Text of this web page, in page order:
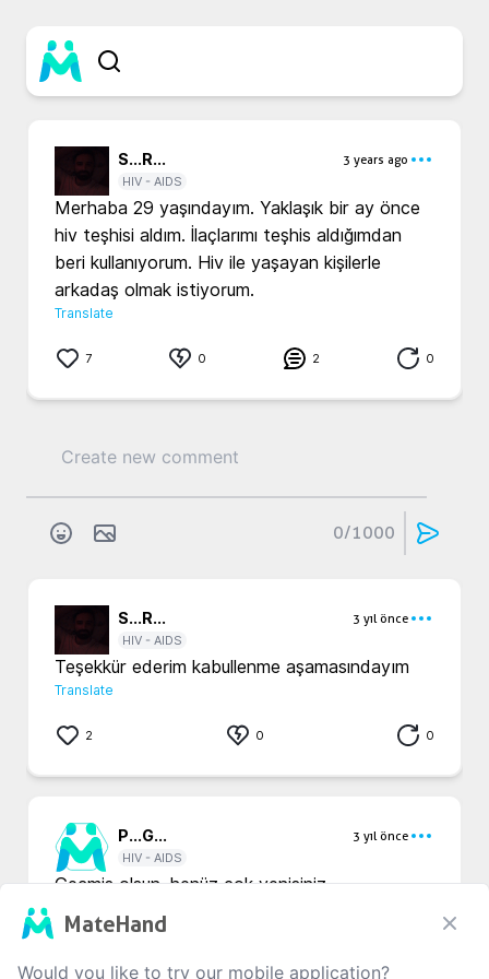
S...R...
3 years ago
HIV - AIDS
Merhaba 29 yaşındayım. Yaklaşık bir ay önce
hiv teşhisi aldım. İlaçlarımı teşhis aldığımdan
beri kullanıyorum. Hiv ile yaşayan kişilerle
arkadaş olmak istiyorum.
Translate
7 0 2 0
0/1000
S...R...
3 yıl önce
HIV - AIDS
Teşekkür ederim kabullenme aşamasındayım
Translate
2 0 0
P...G...
3 yıl önce
HIV - AIDS
Gecmis olsun, henüz çok yenisiniz.
MateHand
Would you like to try our mobile application?